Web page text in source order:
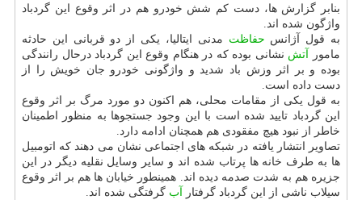
بنابر گزارش ها، دست کم شش خودرو هم در اثر وقوع این گردباد
واژگون شده اند.
به قول آژانس حفاظت مدنی ایتالیا، یکی از دو قربانی این حادثه
مامور آتش نشانی بوده که در هنگام وقوع این گردباد درحال رانندگی
بوده و بر اثر وزش باد شدید و واژگونی خودرو جان خویش را از
دست داده است.
به قول یکی از مقامات محلی، هم اکنون دو مورد مرگ بر اثر وقوع
این گردباد تایید شده است با این وجود جستجوها به منظور اطمینان
خاطر از نبود هیچ مفقودی هم همچنان ادامه دارد.
تصاویر انتشار یافته در شبکه های اجتماعی نشان می دهند که اتومبیل
ها به طرف خانه ها پرتاب شده اند و سایر وسایل نقلیه دیگر در این
جزیره هم به شدت صدمه دیده اند. همینطور خیابان ها هم بر اثر وقوع
سیلاب ناشی از این گردباد گرفتار آب گرفتگی شده اند.